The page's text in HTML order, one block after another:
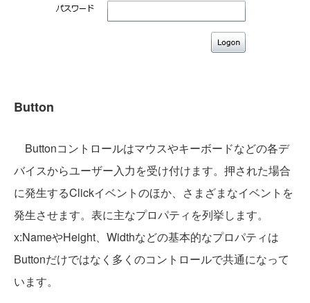
Button
Buttonコントロールはマウスやキーボードなどの各デ
バイスからユーザー入力を受け付けます。押された場合
に発生するClickイベントのほか、さまざまなイベントを
発生させます。表に主なプロパティを列挙します。
x:NameやHeight、Widthなどの基本的なプロパティは
Buttonだけではなく多くのコントロールで共通になって
います。